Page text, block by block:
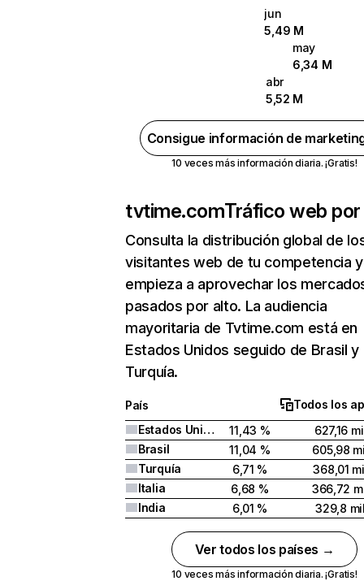
jun
5,49 M
may
6,34 M
abr
5,52 M
Consigue información de
10 veces más información diaria. ¡Gratis!
tvtime.comTráfico web
Consulta la distribución global de
visitantes web de tu competencia y
empieza a aprovechar los
pasados por alto. La audiencia
mayoritaria de Tvtime.com está en
Estados Unidos seguido de Brasil y
Turquía.
País
Todos los
Estados Unidos
11,43 %
627,16
Brasil
11,04 %
605,98
Turquía
6,71 %
368,01
Italia
6,68 %
366,72
India
6,01 % 329,8
Ver todos los países →
10 veces más información diaria. ¡Gratis!